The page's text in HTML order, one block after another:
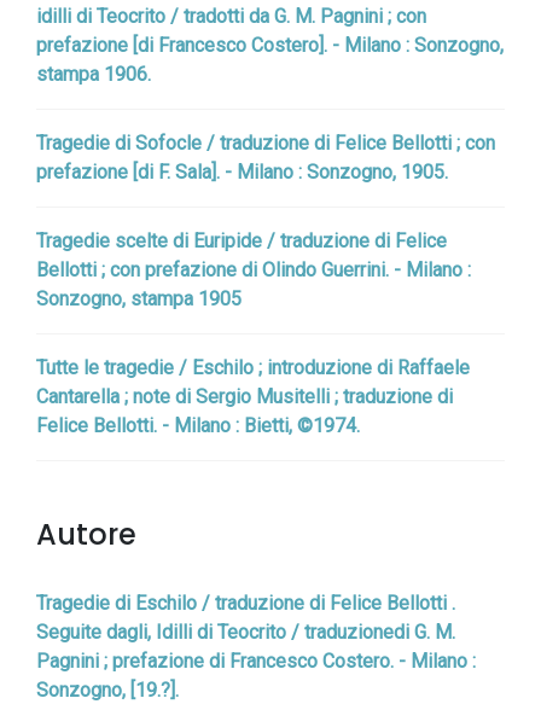
idilli di Teocrito / tradotti da G. M. Pagnini ; con
prefazione [di Francesco Costero]. - Milano : Sonzogno,
stampa 1906.
Tragedie di Sofocle / traduzione di Felice Bellotti ; con
prefazione [di F. Sala]. - Milano : Sonzogno, 1905.
Tragedie scelte di Euripide / traduzione di Felice
Bellotti ; con prefazione di Olindo Guerrini. - Milano :
Sonzogno, stampa 1905
Tutte le tragedie / Eschilo ; introduzione di Raffaele
Cantarella ; note di Sergio Musitelli ; traduzione di
Felice Bellotti. - Milano : Bietti, ©1974.
Autore
Tragedie di Eschilo / traduzione di Felice Bellotti .
Seguite dagli, Idilli di Teocrito / traduzionedi G. M.
Pagnini ; prefazione di Francesco Costero. - Milano :
Sonzogno, [19.?].